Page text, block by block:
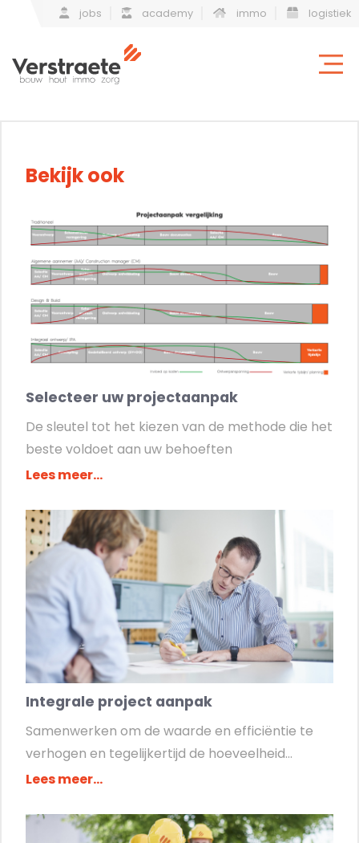
jobs academy immo logistiek
Bekijk ook
Selecteer uw projectaanpak
De sleutel tot het kiezen van de methode die het
beste voldoet aan uw behoeften
Lees meer...
Integrale project aanpak
Samenwerken om de waarde en efficiëntie te
verhogen en tegelijkertijd de hoeveelheid...
Lees meer...